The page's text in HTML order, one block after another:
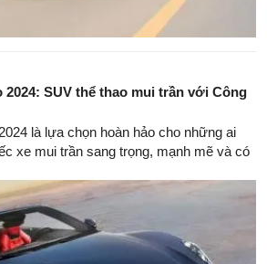
2024: SUV thể thao mui trần với Công
là lựa chọn hoàn hảo cho những ai
xe mui trần sang trọng, mạnh mẽ và có